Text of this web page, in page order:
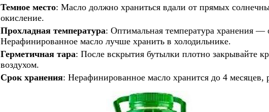
Темное место: Масло должно храниться вдали от прямых
окисление.
Прохладная температура: Оптимальная температура хранения —
Нерафинированное масло лучше хранить в холодильнике.
Герметичная тара: После вскрытия бутылки плотно закрывайте
воздухом.
Срок хранения: Нерафинированное масло хранится до 4